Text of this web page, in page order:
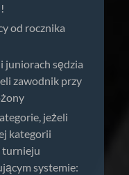
od rocznika
juniorach sędzia
zawodnik przy
jeżeli
kategorii
turnieju
systemie: